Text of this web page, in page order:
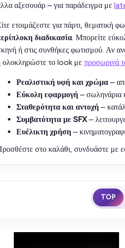
αξεσουάρ – για παράδειγμα με
ετοιμάζεστε για πάρτι,
διαδικασία. Μπορείτε
ή στις συνθήκες φωτισμού. Αν
ολοκληρώστε το look με προσωρινά
Ρεαλιστική υφή και χρώμα –
Εύκολη εφαρμογή – σωληνάρια
Σταθερότητα και αντοχή –
Συμβατότητα με SFX–
Ευέλικτη χρήση –
στο καλάθι, συνδυάστε με
TOP